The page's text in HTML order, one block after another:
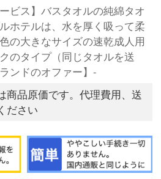
ビス】バスタオルの純綿タオ
ホテルは、水を厚く吸って柔
の大きなサイズの速乾成人用
のタイプ（同じタオルを送
ンドのオファー】-
商品原価です。代理費用、送
ださい